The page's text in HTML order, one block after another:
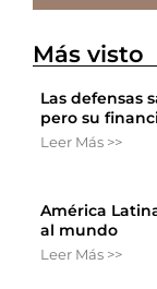
Más visto
Las defensas
pero su
Leer Más >>
América
al mundo
Leer Más >>